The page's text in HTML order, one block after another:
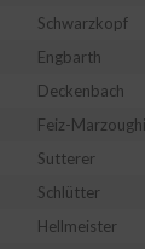
Schwarzkopf
Engbarth
Deckenbach
Feiz-Marzoughi
Sutterer
Schlütter
Hellmeister
Auswahl von